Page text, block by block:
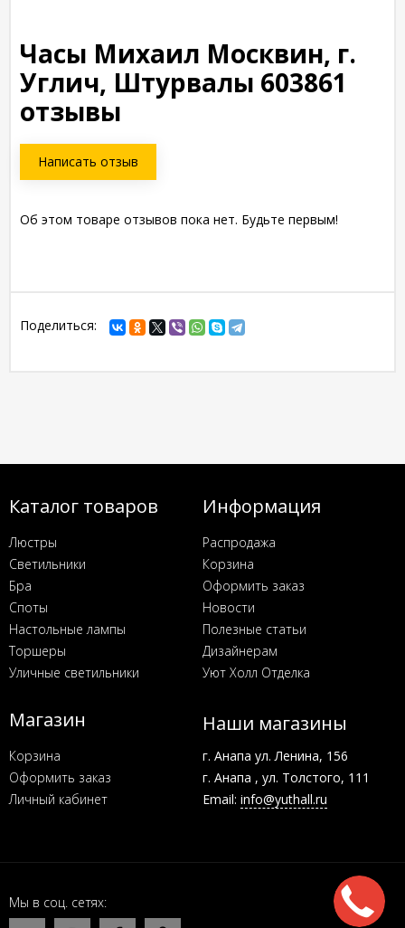
Часы Михаил Москвин, г.
Углич, Штурвалы 603861
отзывы
Написать отзыв
Об этом товаре отзывов пока нет. Будьте первым!
Поделиться:
Каталог товаров
Люстры
Светильники
Бра
Споты
Настольные лампы
Торшеры
Уличные светильники
Информация
Распродажа
Корзина
Оформить заказ
Новости
Полезные статьи
Дизайнерам
Уют Холл Отделка
Магазин
Корзина
Оформить заказ
Личный кабинет
Наши магазины
г. Анапа ул. Ленина, 156
г. Анапа , ул. Толстого, 111
Email: info@yuthall.ru
Мы в соц. сетях